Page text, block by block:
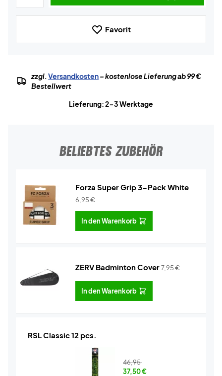
Favorit
zzgl.Versandkosten– kostenlose Lieferung ab 99 €
Bestellwert
Lieferung: 2-3 Werktage
BELIEBTES ZUBEHÖR
Forza Super Grip 3-Pack White
6,95€
In den Warenkorb
ZERV Badminton Cover7,95€
In den Warenkorb
RSL Classic 12 pcs.
46,95
37,50€